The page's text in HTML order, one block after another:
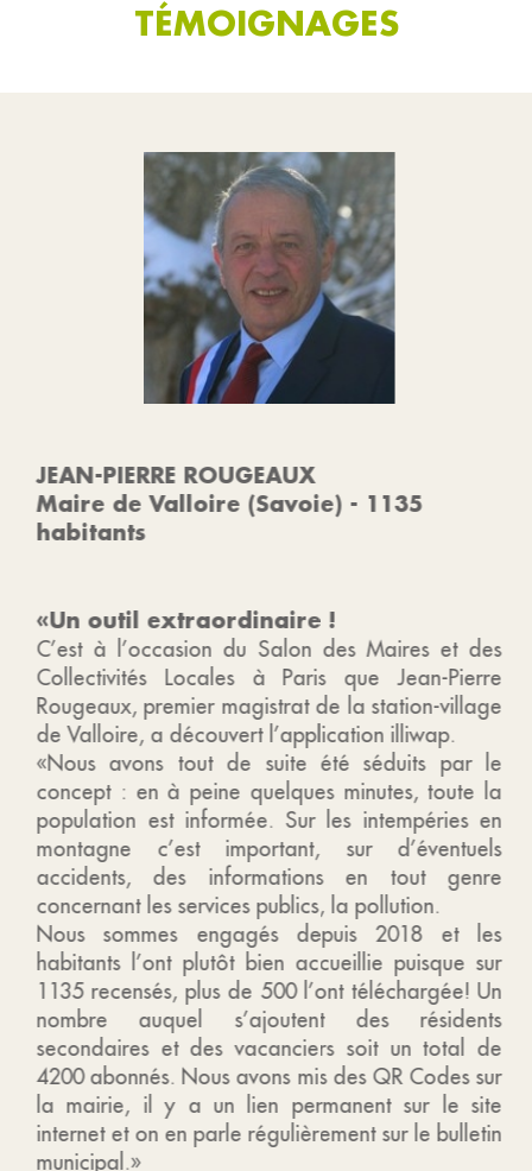
TÉMOIGNAGES
JEAN-PIERRE ROUGEAUX
Maire de Valloire (Savoie) - 1135
habitants
«Un outil extraordinaire !
C’est à l’occasion du Salon des Maires et des
Collectivités Locales à Paris que Jean-Pierre
Rougeaux, premier magistrat de la station-village
de Valloire, a découvert l’application illiwap.
«Nous avons tout de suite été séduits par le
concept : en à peine quelques minutes, toute la
population est informée. Sur les intempéries en
montagne c’est important, sur d’éventuels
accidents, des informations en tout genre
concernant les services publics, la pollution.
Nous sommes engagés depuis 2018 et les
habitants l’ont plutôt bien accueillie puisque sur
1135 recensés, plus de 500 l’ont téléchargée! Un
nombre auquel s’ajoutent des résidents
secondaires et des vacanciers soit un total de
4200 abonnés. Nous avons mis des QR Codes sur
la mairie, il y a un lien permanent sur le site
internet et on en parle régulièrement sur le bulletin
municipal.»